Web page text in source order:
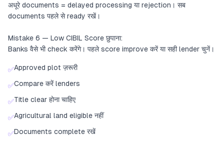
अधूरे documents = delayed processing या rejection। सब
documents पहले से ready रखें।
Mistake 6 — Low CIBIL Score छुपाना:
Banks वैसे भी check करेंगे। पहले score improve करें या सही lender चुनें।
✅Approved plot ज़रूरी
✅Compare करें lenders
✅Title clear होना चाहिए
✅Agricultural land eligible नहीं
✅Documents complete रखें